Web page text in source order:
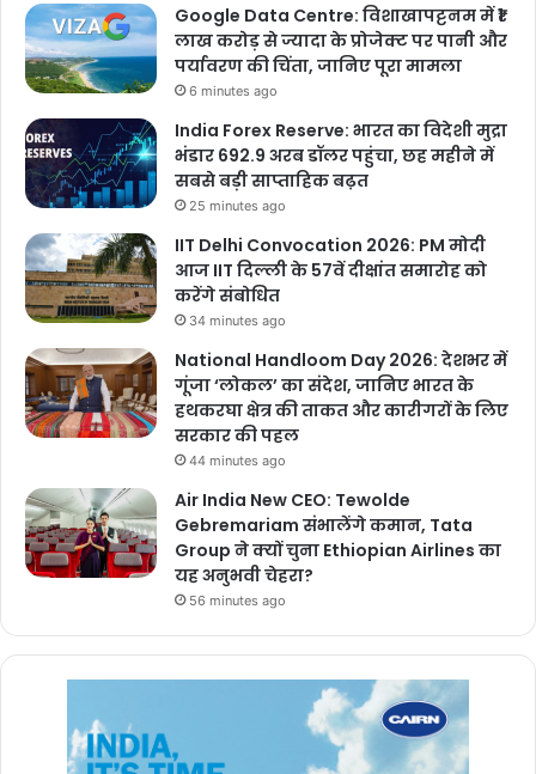
Google Data Centre: विशाखापट्टनम में ₹1
लाख करोड़ से ज्यादा के प्रोजेक्ट पर पानी और
पर्यावरण की चिंता, जानिए पूरा मामला
6 minutes ago
India Forex Reserve: भारत का विदेशी मुद्रा
भंडार 692.9 अरब डॉलर पहुंचा, छह महीने में
सबसे बड़ी साप्ताहिक बढ़त
25 minutes ago
IIT Delhi Convocation 2026: PM मोदी
आज IIT दिल्ली के 57वें दीक्षांत समारोह को
करेंगे संबोधित
34 minutes ago
National Handloom Day 2026: देशभर में
गूंजा ‘लोकल’ का संदेश, जानिए भारत के
हथकरघा क्षेत्र की ताकत और कारीगरों के लिए
सरकार की पहल
44 minutes ago
Air India New CEO: Tewolde
Gebremariam संभालेंगे कमान, Tata
Group ने क्यों चुना Ethiopian Airlines का
यह अनुभवी चेहरा?
56 minutes ago